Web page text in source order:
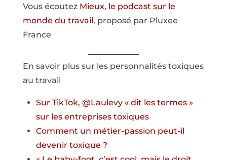
Vous écoutez Mieux, le podcast sur le
monde du travail, proposé par Pluxee
France
En savoir plus sur les personnalités toxiques
au travail
Sur TikTok, @Laulevy « dit les termes »
sur les entreprises toxiques
Comment un métier-passion peut-il
devenir toxique ?